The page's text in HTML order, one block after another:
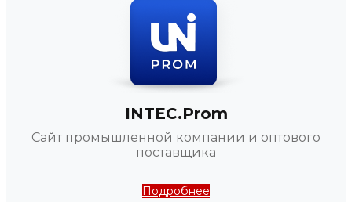
INTEC.Prom
Сайт промышленной компании и оптового
поставщика
Подробнее